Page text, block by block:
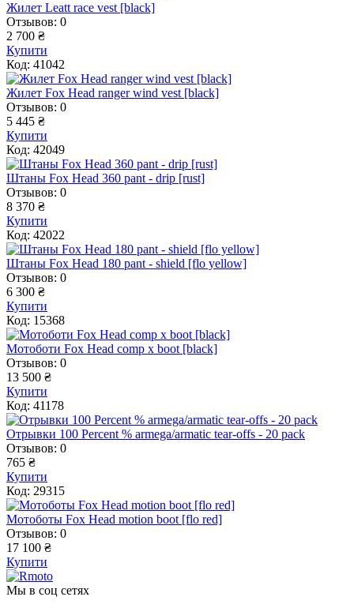
Жилет Leatt race vest [black]
Отзывов: 0
2 700 ₴
Купити
Код: 41042
Жилет Fox Head ranger wind vest [black]
Отзывов: 0
5 445 ₴
Купити
Код: 42049
Штаны Fox Head 360 pant - drip [rust]
Отзывов: 0
8 370 ₴
Купити
Код: 42022
Штаны Fox Head 180 pant - shield [flo yellow]
Отзывов: 0
6 300 ₴
Купити
Код: 15368
Мотоботи Fox Head comp x boot [black]
Отзывов: 0
13 500 ₴
Купити
Код: 41178
Отрывки 100 Percent % armega/armatic tear-offs - 20 pack
Отзывов: 0
765 ₴
Купити
Код: 29315
Мотоботы Fox Head motion boot [flo red]
Отзывов: 0
17 100 ₴
Купити
Мы в соц сетях